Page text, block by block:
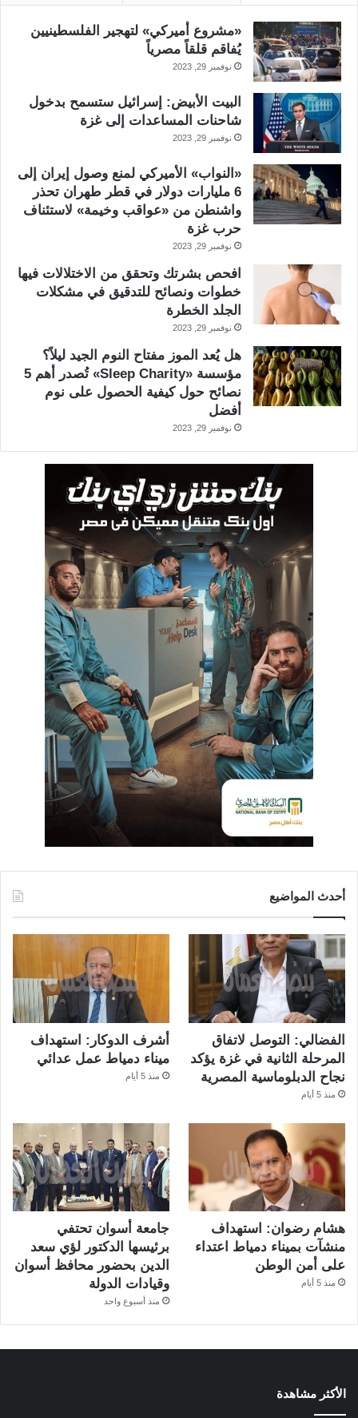
«مشروع أميركي» لتهجير الفلسطينيين
يُفاقم قلقاً مصرياً
نوفمبر 29, 2023
البيت الأبيض: إسرائيل ستسمح بدخول
شاحنات المساعدات إلى غزة
نوفمبر 29, 2023
«النواب» الأميركي لمنع وصول إيران إلى
6 مليارات دولار في قطر طهران تحذر
واشنطن من «عواقب وخيمة» لاستئناف
حرب غزة
نوفمبر 29, 2023
افحص بشرتك وتحقق من الاختلالات فيها
خطوات ونصائح للتدقيق في مشكلات
الجلد الخطرة
نوفمبر 29, 2023
هل يُعد الموز مفتاح النوم الجيد ليلاً؟
مؤسسة «Sleep Charity» تُصدر أهم 5
نصائح حول كيفية الحصول على نوم
أفضل
نوفمبر 29, 2023
أحدث المواضيع
الفضالي: التوصل لاتفاق
المرحلة الثانية في غزة يؤكد
نجاح الدبلوماسية المصرية
منذ 5 أيام
أشرف الدوكار: استهداف
ميناء دمياط عمل عدائي
منذ 5 أيام
هشام رضوان: استهداف
منشآت بميناء دمياط اعتداء
على أمن الوطن
منذ 5 أيام
جامعة أسوان تحتفي
برئيسها الدكتور لؤي سعد
الدين بحضور محافظ أسوان
وقيادات الدولة
منذ أسبوع واحد
الأكثر مشاهدة